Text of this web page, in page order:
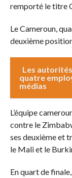
remporté le titre
Le Cameroun,
deuxième
Les
quatre
médias
L’équipe
contre le
ses deuxième et
le Mali et le
En quart de